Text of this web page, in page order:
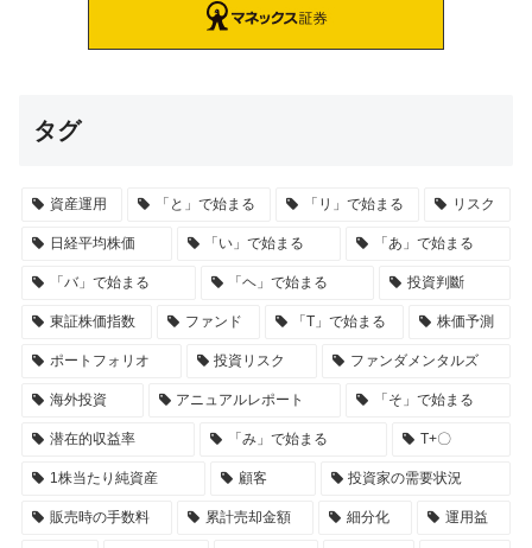
タグ
資産運用 「と」で始まる 「リ」で始まる リスク
日経平均株価 「い」で始まる 「あ」で始まる
「バ」で始まる 「ヘ」で始まる 投資判斷
東証株価指数 ファンド 「T」で始まる 株価予測
ポートフォリオ 投資リスク ファンダメンタルズ
海外投資 アニュアルレポート 「そ」で始まる
潜在的収益率 「み」で始まる T+〇
1株当たり純資産 顧客 投資家の需要状況
販売時の手数料 累計売却金額 細分化 運用益